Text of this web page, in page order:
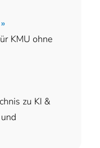
KMU ohne
zu KI &